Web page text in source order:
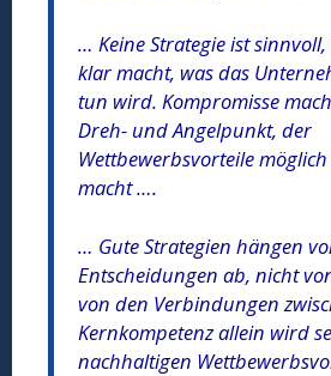
… Keine Strategie ist
klar macht, was das
tun wird. Kompromisse
Dreh- und Angelpunkt, der
Wettbewerbsvorteile
macht ….
… Gute Strategien hängen
Entscheidungen ab, nicht
von den Verbindungen
Kernkompetenz allein wird
nachhaltigen